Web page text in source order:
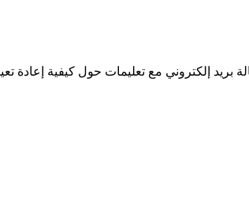
بريد إلكتروني مع تعليمات حول كيفية إعادة